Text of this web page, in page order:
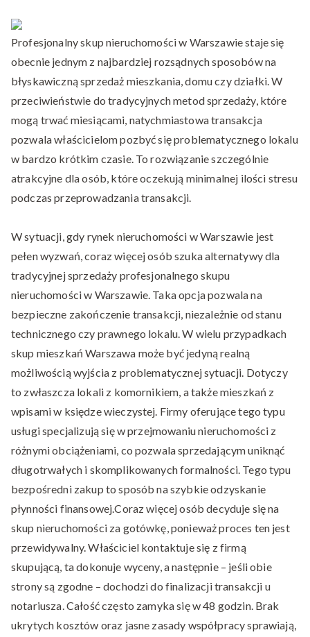
Warszawa
Profesjonalny skup nieruchomości w Warszawie staje się
obecnie jednym z najbardziej rozsądnych sposobów na
błyskawiczną sprzedaż mieszkania, domu czy działki. W
przeciwieństwie do tradycyjnych metod sprzedaży, które
mogą trwać miesiącami, natychmiastowa transakcja
pozwala właścicielom pozbyć się problematycznego lokalu
w bardzo krótkim czasie. To rozwiązanie szczególnie
atrakcyjne dla osób, które oczekują minimalnej ilości stresu
podczas przeprowadzania transakcji.
W sytuacji, gdy rynek nieruchomości w Warszawie jest
pełen wyzwań, coraz więcej osób szuka alternatywy dla
tradycyjnej sprzedaży profesjonalnego skupu
nieruchomości w Warszawie. Taka opcja pozwala na
bezpieczne zakończenie transakcji, niezależnie od stanu
technicznego czy prawnego lokalu. W wielu przypadkach
skup mieszkań Warszawa może być jedyną realną
możliwością wyjścia z problematycznej sytuacji. Dotyczy
to zwłaszcza lokali z komornikiem, a także mieszkań z
wpisami w księdze wieczystej. Firmy oferujące tego typu
usługi specjalizują się w przejmowaniu nieruchomości z
różnymi obciążeniami, co pozwala sprzedającym uniknąć
długotrwałych i skomplikowanych formalności. Tego typu
bezpośredni zakup to sposób na szybkie odzyskanie
płynności finansowej.Coraz więcej osób decyduje się na
skup nieruchomości za gotówkę, ponieważ proces ten jest
przewidywalny. Właściciel kontaktuje się z firmą
skupującą, ta dokonuje wyceny, a następnie – jeśli obie
strony są zgodne – dochodzi do finalizacji transakcji u
notariusza. Całość często zamyka się w 48 godzin. Brak
ukrytych kosztów oraz jasne zasady współpracy sprawiają,